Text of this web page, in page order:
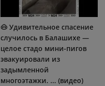
🐽 Удивительное спасение
случилось в Балашихе —
целое стадо мини-пигов
эвакуировали из
задымленной
многоэтажки. ... (видео)